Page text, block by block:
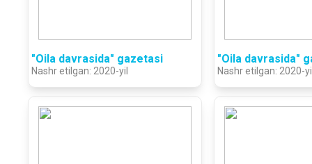
"Oila davrasida" gazetasi
Nashr etilgan: 2020-yil
"Oila davrasida"
Nashr etilgan: 2020-